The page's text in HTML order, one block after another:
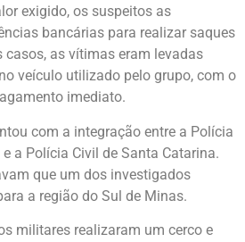
exigido, os suspeitos as
bancárias para realizar saques
casos, as vítimas eram levadas
veículo utilizado pelo grupo, com o
imediato.
com a integração entre a Polícia
e a Polícia Civil de Santa Catarina.
que um dos investigados
a região do Sul de Minas.
militares realizaram um cerco e